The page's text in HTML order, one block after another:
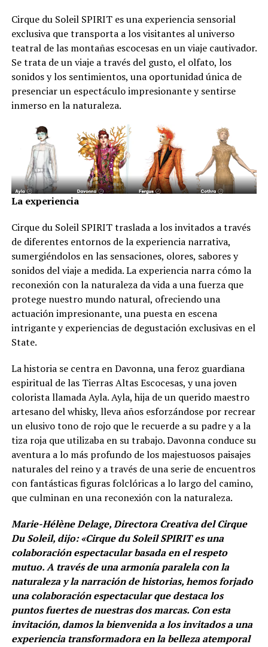
Cirque du Soleil SPIRIT es una experiencia sensorial
exclusiva que transporta a los visitantes al universo
teatral de las montañas escocesas en un viaje cautivador.
Se trata de un viaje a través del gusto, el olfato, los
sonidos y los sentimientos, una oportunidad única de
presenciar un espectáculo impresionante y sentirse
inmerso en la naturaleza.
La experiencia
Cirque du Soleil SPIRIT traslada a los invitados a través
de diferentes entornos de la experiencia narrativa,
sumergiéndolos en las sensaciones, olores, sabores y
sonidos del viaje a medida. La experiencia narra cómo la
reconexión con la naturaleza da vida a una fuerza que
protege nuestro mundo natural, ofreciendo una
actuación impresionante, una puesta en escena
intrigante y experiencias de degustación exclusivas en el
State.
La historia se centra en Davonna, una feroz guardiana
espiritual de las Tierras Altas Escocesas, y una joven
colorista llamada Ayla. Ayla, hija de un querido maestro
artesano del whisky, lleva años esforzándose por recrear
un elusivo tono de rojo que le recuerde a su padre y a la
tiza roja que utilizaba en su trabajo. Davonna conduce su
aventura a lo más profundo de los majestuosos paisajes
naturales del reino y a través de una serie de encuentros
con fantásticas figuras folclóricas a lo largo del camino,
que culminan en una reconexión con la naturaleza.
Marie-Hélène Delage, Directora Creativa del Cirque
Du Soleil, dijo: «Cirque du Soleil SPIRIT es una
colaboración espectacular basada en el respeto
mutuo. A través de una armonía paralela con la
naturaleza y la narración de historias, hemos forjado
una colaboración espectacular que destaca los
puntos fuertes de nuestras dos marcas. Con esta
invitación, damos la bienvenida a los invitados a una
experiencia transformadora en la belleza atemporal